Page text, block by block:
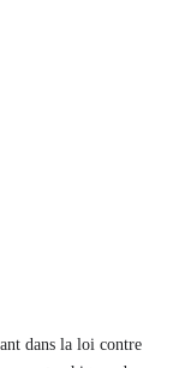
dans la loi contre